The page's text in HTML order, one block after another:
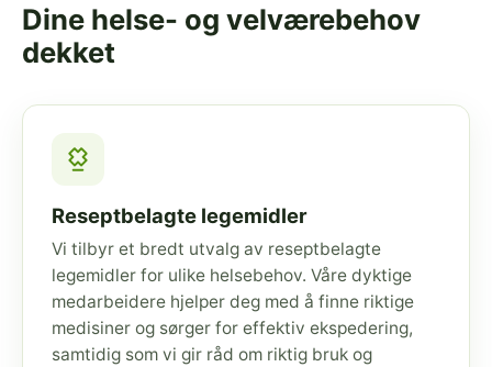
Dine helse- og velværebehov
dekket
Reseptbelagte legemidler
Vi tilbyr et bredt utvalg av reseptbelagte
legemidler for ulike helsebehov. Våre dyktige
medarbeidere hjelper deg med å finne riktige
medisiner og sørger for effektiv ekspedering,
samtidig som vi gir råd om riktig bruk og